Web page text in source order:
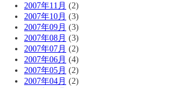
2007年11月 (2)
2007年10月 (3)
2007年09月 (3)
2007年08月 (3)
2007年07月 (2)
2007年06月 (4)
2007年05月 (2)
2007年04月 (2)